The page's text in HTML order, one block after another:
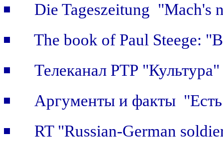
Die Tageszeitung "Mach's
The book of Paul Steege:
Телеканал РТР
Аргументы и факты
RT "Russian-German